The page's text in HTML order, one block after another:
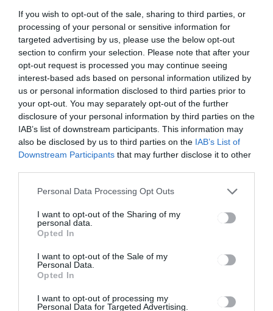
If you wish to opt-out of the sale, sharing to third parties, or
processing of your personal or sensitive information for
targeted advertising by us, please use the below opt-out
section to confirm your selection. Please note that after your
opt-out request is processed you may continue seeing
interest-based ads based on personal information utilized by
us or personal information disclosed to third parties prior to
your opt-out. You may separately opt-out of the further
disclosure of your personal information by third parties on the
IAB’s list of downstream participants. This information may
also be disclosed by us to third parties on the IAB’s List of
Downstream Participants that may further disclose it to other
Personal Data Processing Opt Outs
I want to opt-out of the Sharing of my
personal data.
Opted In
I want to opt-out of the Sale of my
Personal Data.
Opted In
I want to opt-out of processing my
Personal Data for Targeted Advertising.
Bejegyzés
navigáció
BEJEGYZÉS
November a
férfiak
hónapja
BEJEGYZÉS
hunytak el a
megyében
Ez is érdekelheti
HÁROMSZÉK, HÍRLISTA
Egy nemzetközi képzésre
HÍRLISTA
Sajtótájékoztatót tartott Beke
István és Szőcs Zoltán